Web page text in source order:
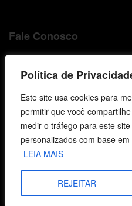
Política de
Este site usa cookies para
permitir que você
medir o tráfego para este
personalizados com base
LEIA MAIS
REJEITAR
Fale Conosco
vendas@cebi.org.br
comunicacao@cebi.org.br
WhatsApp / Vendas
+55 (51) 99734-4518
WhatsApp / Comunicação
+55 (51) 99799-3041